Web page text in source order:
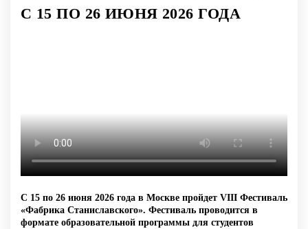
С 15 ПО 26 ИЮНЯ 2026 ГОДА
С 15 по 26 июня 2026 года в Москве пройдет VIII Фестиваль
«Фабрика Станиславского». Фестиваль проводится в
формате образовательной программы для студентов